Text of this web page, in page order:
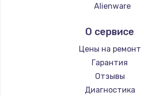
Заказать
Ремонт цепей
2500 руб.
Заказать
Замена
Alienware
Thunderobot
Hisense
АОС
Ardor
Machenike
О сервисе
Цены на ремонт
Гарантия
Отзывы
Диагностика